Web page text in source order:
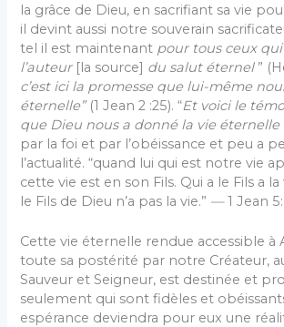
la grâce de Dieu, en sacrifiant sa vie
il devint aussi notre souverain
tel il est maintenant pour tous ceux
l’auteur [la source] du salut éternel”
c’est ici la promesse que lui-même
éternelle”(1 Jean 2 :25). “Et voici le
que Dieu nous a donné la vie éternelle
par la foi et par l’obéissance et peu a
l’actualité. “quand lui qui est notre vie
cette vie est en son Fils. Qui a le Fils a la
le Fils de Dieu n’a pas la vie.” —1 Jean
Cette vie éternelle rendue accessible à
toute sa postérité par notre Créateur,
Sauveur et Seigneur, est destinée et
seule­ment qui sont fidèles et
espérance deviendra pour eux une